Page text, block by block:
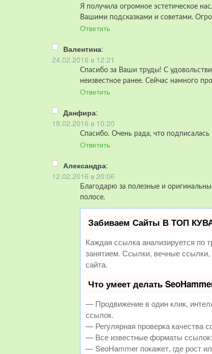
Я получила огромное эстетическое
Вашими подсказками и советами.
Ответить
Валентина:
24.02.2016 в 12:21
Спасибо за Ваши труды! С
неизвестное ранее. Сейчас намного
Ответить
Данфира:
18.02.2016 в 10:20
Спасибо. Очень рада, что
Ответить
Александра:
12.02.2016 в 20:06
Благодарю за полезные и
полосе.
Забиваем Сайты В ТОП
Каждая ссылка анализируется по
занятием. Ссылки, вечные
сайта.
Что умеет делать
— Продвижение в один клик,
ссылок.
— Регулярная проверка качества
— Все известные форматы
— SeoHammer покажет, где рост